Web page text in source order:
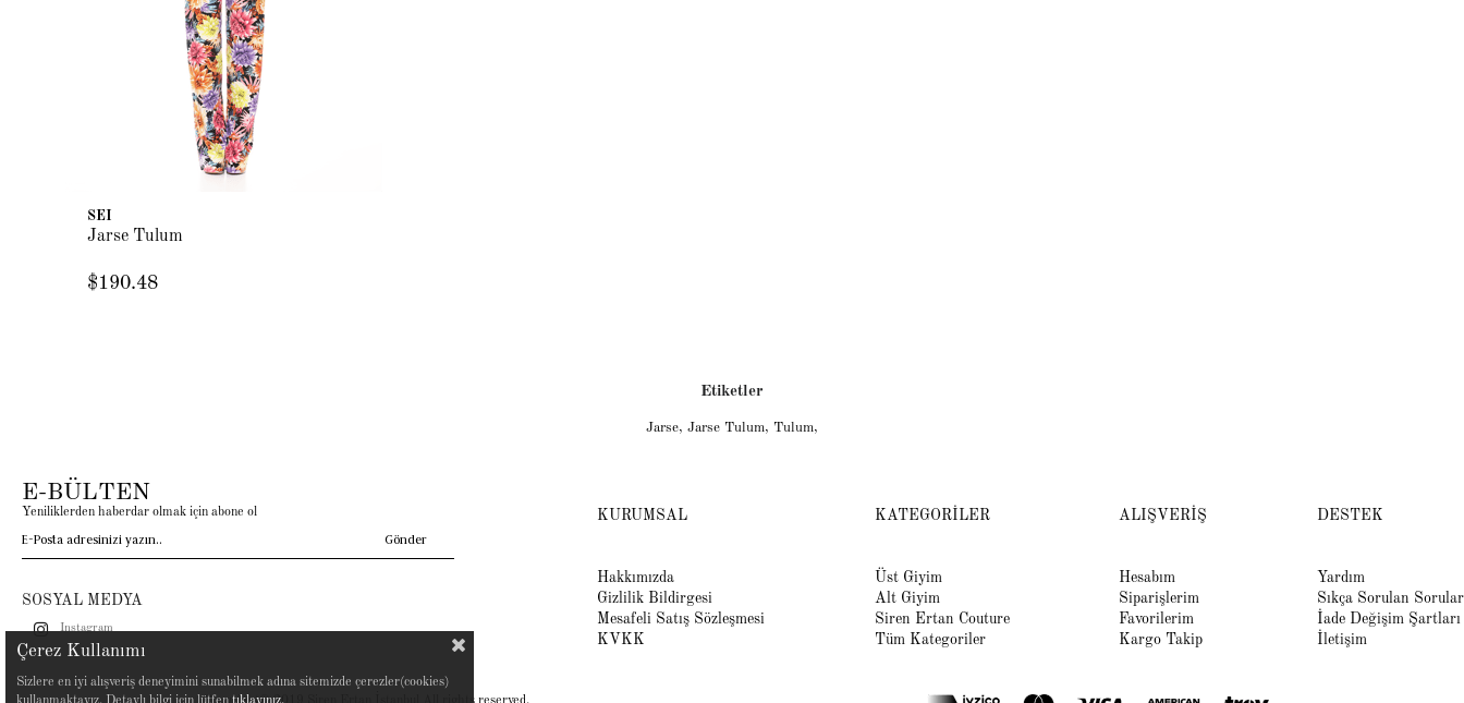
SEI
Jarse Tulum
$190.48
Etiketler
Jarse, Jarse Tulum, Tulum,
E-BÜLTEN
Yeniliklerden haberdar olmak için abone ol
Gönder
SOSYAL MEDYA
Instagram
KURUMSAL
Hakkımızda
Gizlilik Bildirgesi
Mesafeli Satış Sözleşmesi
KVKK
KATEGORİLER
Üst Giyim
Alt Giyim
Siren Ertan Couture
Tüm Kategoriler
ALIŞVERİŞ
Hesabım
Siparişlerim
Favorilerim
Kargo Takip
DESTEK
Yardım
Sıkça Sorulan Sorular
İade Değişim Şartları
İletişim
Çerez Kullanımı
Sizlere en iyi alışveriş deneyimini sunabilmek adına sitemizde çerezler(cookies)